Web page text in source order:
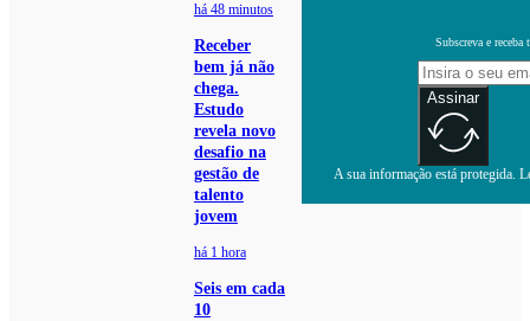
há 48 minutos
Receber
bem já não
chega.
Estudo
revela novo
desafio na
gestão de
talento
jovem
há 1 hora
Seis em cada
10
Subscreva e receba
Assinar
A sua informação está protegida.